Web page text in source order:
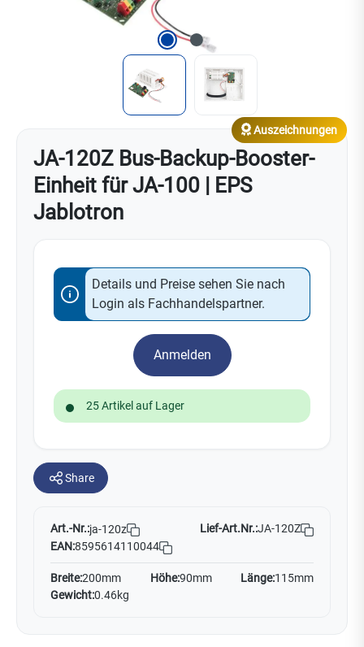
JA-120Z Bus-Backup-Booster-
Einheit für JA-100 | EPS
Jablotron
Auszeichnungen
Details und Preise sehen Sie nach
Login als Fachhandelspartner.
Anmelden
25 Artikel auf Lager
Share
Art.-Nr.:ja-120z Lief-Art.Nr.:JA-120Z
EAN:8595614110044
Breite:200mm Höhe:90mm Länge:115mm
Gewicht:0.46kg